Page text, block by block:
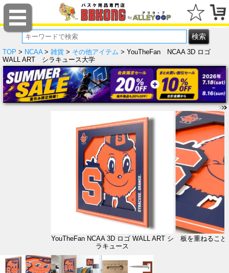
TOP > NCAA> 雑貨 > その他アイテム > YouTheFan NCAA 3D ロゴ
WALL ART シラキュース大学
YouTheFan NCAA 3D ロゴ WALL ART シ
ラキュース
板を重ねるこ